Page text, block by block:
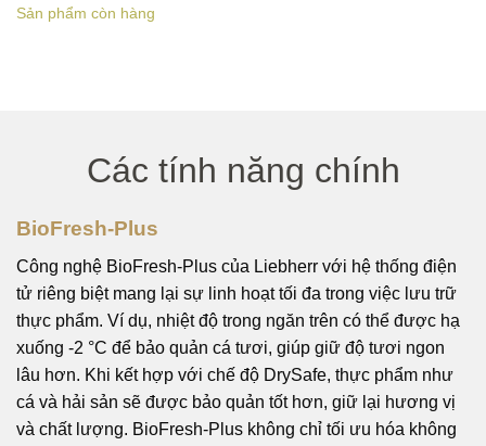
Sản phẩm còn hàng
Các tính năng chính
BioFresh-Plus
Công nghệ BioFresh-Plus của Liebherr với hệ thống điện
tử riêng biệt mang lại sự linh hoạt tối đa trong việc lưu trữ
thực phẩm. Ví dụ, nhiệt độ trong ngăn trên có thể được hạ
xuống -2 °C để bảo quản cá tươi, giúp giữ độ tươi ngon
lâu hơn. Khi kết hợp với chế độ DrySafe, thực phẩm như
cá và hải sản sẽ được bảo quản tốt hơn, giữ lại hương vị
và chất lượng. BioFresh-Plus không chỉ tối ưu hóa không